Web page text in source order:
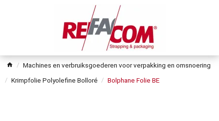
Machines en verbruiksgoederen voor verpakking en omsnoering
Krimpfolie Polyolefine Bolloré
Bolphane Folie BE